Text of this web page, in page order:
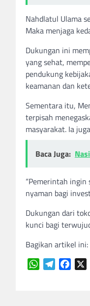
Nahdlatul Ulama
Maka menjaga
Dukungan ini
yang sehat,
pendukung
keamanan dan
Sementara itu,
terpisah
masyarakat. Ia
Baca Juga:
“Pemerintah ingin
nyaman bagi
Dukungan dari
kunci bagi
Bagikan artikel ini:
WhatsAppTelegram